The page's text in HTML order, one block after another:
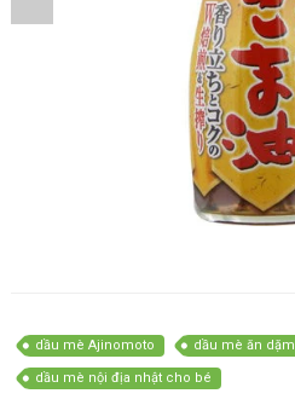
dầu mè Ajinomoto dầu mè ăn dặm
dầu mè nội địa nhật cho bé